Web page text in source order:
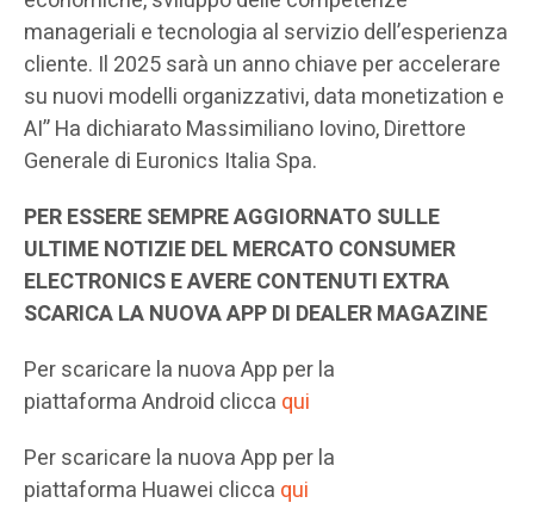
manageriali e tecnologia al servizio dell’esperienza
cliente. Il 2025 sarà un anno chiave per accelerare
su nuovi modelli organizzativi, data monetization e
AI” Ha dichiarato Massimiliano Iovino, Direttore
Generale di Euronics Italia Spa.
PER ESSERE SEMPRE AGGIORNATO SULLE
ULTIME NOTIZIE DEL MERCATO CONSUMER
ELECTRONICS E AVERE CONTENUTI EXTRA
SCARICA LA NUOVA APP DI DEALER MAGAZINE
Per scaricare la nuova App per la
piattaforma Android clicca qui
Per scaricare la nuova App per la
piattaforma Huawei clicca qui